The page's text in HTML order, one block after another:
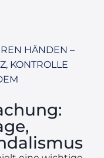
HÄNDEN –
KONTROLLE